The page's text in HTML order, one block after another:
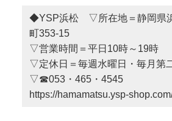
◆YSP浜松 ▽所在地＝静岡県
町353-15
▽営業時間＝平日10時～19時
▽定休日＝毎週水曜日・毎月第
▽☎053・465・4545
https://hamamatsu.ysp-